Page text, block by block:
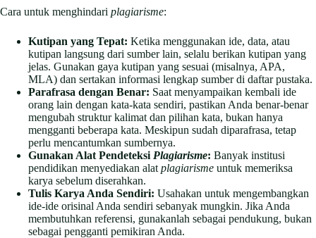
Cara untuk menghindari plagiarisme:
Kutipan yang Tepat: Ketika menggunakan ide, data, atau
kutipan langsung dari sumber lain, selalu berikan kutipan yang
jelas. Gunakan gaya kutipan yang sesuai (misalnya, APA,
MLA) dan sertakan informasi lengkap sumber di daftar pustaka.
Parafrasa dengan Benar: Saat menyampaikan kembali ide
orang lain dengan kata-kata sendiri, pastikan Anda benar-benar
mengubah struktur kalimat dan pilihan kata, bukan hanya
mengganti beberapa kata. Meskipun sudah diparafrasa, tetap
perlu mencantumkan sumbernya.
Gunakan Alat Pendeteksi Plagiarisme: Banyak institusi
pendidikan menyediakan alat plagiarisme untuk memeriksa
karya sebelum diserahkan.
Tulis Karya Anda Sendiri: Usahakan untuk mengembangkan
ide-ide orisinal Anda sendiri sebanyak mungkin. Jika Anda
membutuhkan referensi, gunakanlah sebagai pendukung, bukan
sebagai pengganti pemikiran Anda.